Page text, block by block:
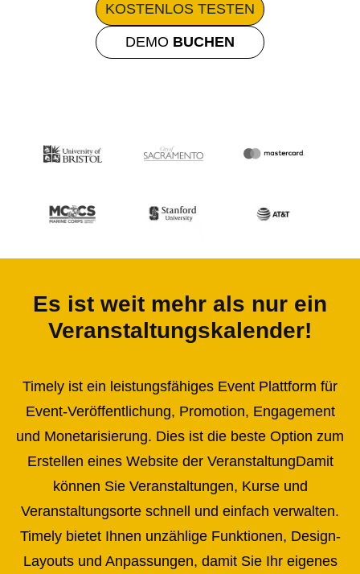
KOSTENLOS TESTEN
DEMO BUCHEN
Es ist weit mehr als nur ein
Veranstaltungskalender!
Timely ist ein leistungsfähiges Event Plattform für
Event-Veröffentlichung, Promotion, Engagement
und Monetarisierung. Dies ist die beste Option zum
Erstellen eines Website der VeranstaltungDamit
können Sie Veranstaltungen, Kurse und
Veranstaltungsorte schnell und einfach verwalten.
Timely bietet Ihnen unzählige Funktionen, Design-
Layouts und Anpassungen, damit Sie Ihr eigenes